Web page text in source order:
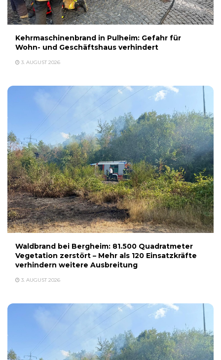
Kehrmaschinenbrand in Pulheim: Gefahr für
Wohn- und Geschäftshaus verhindert
3. AUGUST 2026
Waldbrand bei Bergheim: 81.500 Quadratmeter
Vegetation zerstört – Mehr als 120 Einsatzkräfte
verhindern weitere Ausbreitung
3. AUGUST 2026